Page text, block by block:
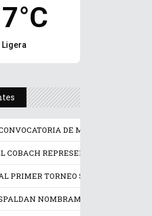
Ligera
DE MENTORÍAS
COBACH REPRESENTA A MÉXICO
PRIMER TORNEO SIN LÍMITES SAN
NOMBRAMIENTO EN LA